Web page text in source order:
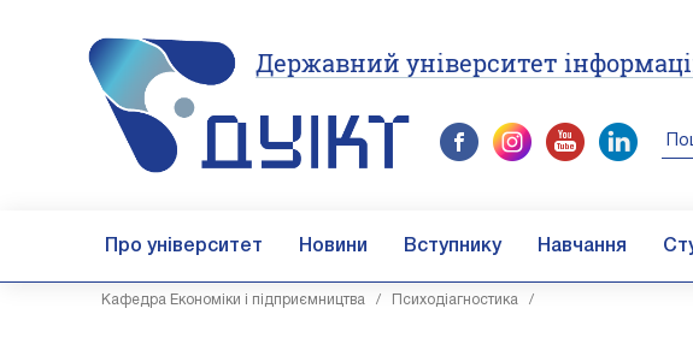
Державний університет
Про університет Новини Вступнику Навчання
Кафедра Економіки і підприємництва / Психодіагностика /